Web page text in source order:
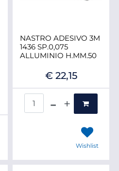
NASTRO ADESIVO 3M
1436 SP.0,075
ALLUMINIO H.MM.50
€ 22,15
Wishlist